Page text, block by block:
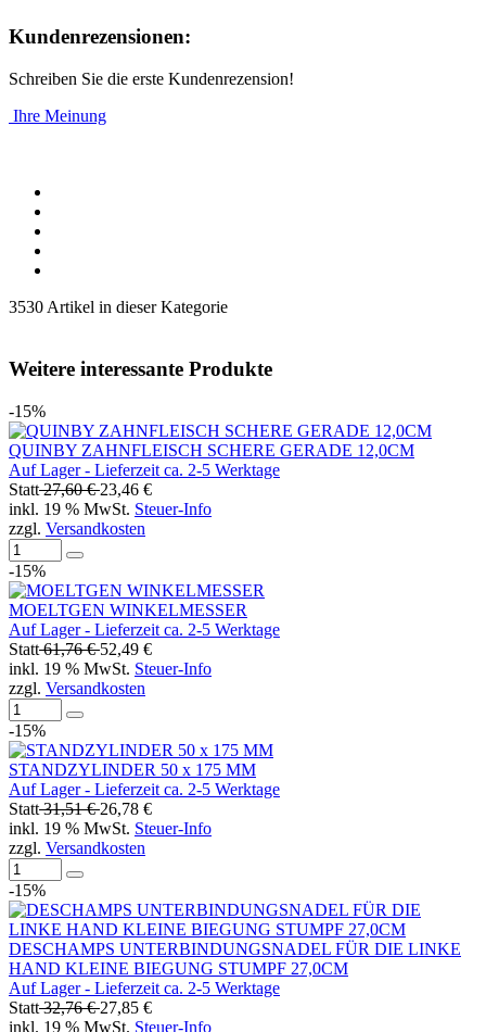
Kundenrezensionen:
Schreiben Sie die erste Kundenrezension!
Ihre Meinung
3530 Artikel in dieser Kategorie
Weitere interessante Produkte
-15%
QUINBY ZAHNFLEISCH SCHERE GERADE 12,0CM
Auf Lager - Lieferzeit ca. 2-5 Werktage
Statt27,60 €23,46 €
inkl. 19 % MwSt. Steuer-Info
zzgl. Versandkosten
-15%
MOELTGEN WINKELMESSER
Auf Lager - Lieferzeit ca. 2-5 Werktage
Statt61,76 €52,49 €
inkl. 19 % MwSt. Steuer-Info
zzgl. Versandkosten
-15%
STANDZYLINDER 50 x 175 MM
Auf Lager - Lieferzeit ca. 2-5 Werktage
Statt31,51 €26,78 €
inkl. 19 % MwSt. Steuer-Info
zzgl. Versandkosten
-15%
DESCHAMPS UNTERBINDUNGSNADEL FÜR DIE LINKE
HAND KLEINE BIEGUNG STUMPF 27,0CM
Auf Lager - Lieferzeit ca. 2-5 Werktage
Statt32,76 €27,85 €
inkl. 19 % MwSt. Steuer-Info